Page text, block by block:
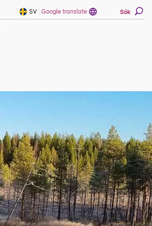
SV Google translate Sök